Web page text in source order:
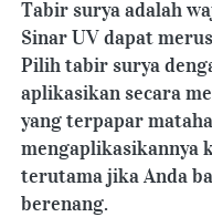
Tabir surya adalah
Sinar UV dapat
Pilih tabir surya
aplikasikan secara
yang terpapar
mengaplikasikannya
terutama jika Anda
berenang.